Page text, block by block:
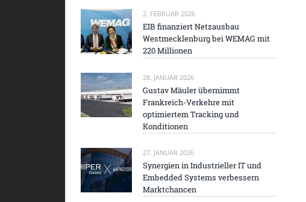
2. FEBRUAR 2026
EIB finanziert Netzausbau
Westmecklenburg bei WEMAG mit
220 Millionen
28. JANUAR 2026
Gustav Mäuler übernimmt
Frankreich-Verkehre mit
optimiertem Tracking und
Konditionen
27. JANUAR 2026
Synergien in Industrieller IT und
Embedded Systems verbessern
Marktchancen